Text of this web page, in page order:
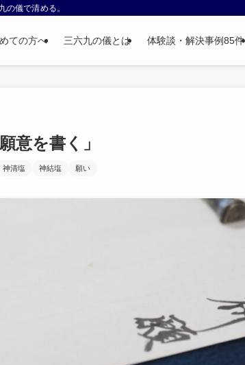
の儀で清める。
ての方へ 三六九の儀とは 体験談・解決事例85件
意を書く」
神清塩 神結塩 願い